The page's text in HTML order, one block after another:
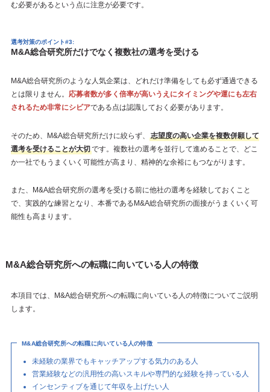
む必要があるという点に注意が必要です。
選考対策のポイント#3:
M&A総合研究所だけでなく複数社の選考を受ける
M&A総合研究所のような人気企業は、どれだけ準備をしても必ず通過できる
とは限りません。 応募者数が多く倍率が高いうえにタイミングや運にも左右
されるため非常にシビアである点は認識しておく必要があります。
そのため、M&A総合研究所だけに絞らず、
志望度の高い企業を複数併願して
選考を受けることが大切です。複数社の選考を並行して進めることで、どこ
か一社でもうまくいく可能性が高まり、精神的な余裕にもつながります。
また、M&A総合研究所の選考を受ける前に他社の選考を経験しておくこと
で、実践的な練習となり、本番であるM&A総合研究所の面接がうまくいく可
能性も高まります。
M&A総合研究所への転職に向いている人の特徴
本項目では、M&A総合研究所への転職に向いている人の特徴についてご説明
します。
M&A総合研究所への転職に向いている人の特徴
未経験の業界でもキャッチアップする気力のある人
営業経験などの汎用性の高いスキルや専門的な経験を持っている人
インセンティブを通じて年収を上げたい人